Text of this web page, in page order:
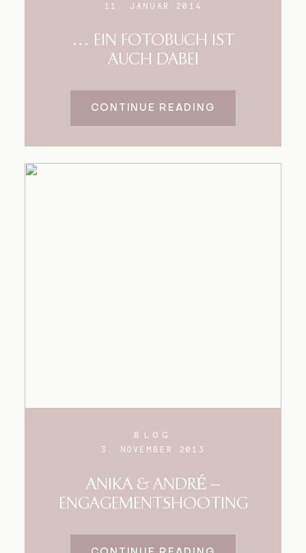
11. JANUAR 2014
… EIN FOTOBUCH IST
AUCH DABEI
CONTINUE READING
BLOG
3. NOVEMBER 2013
ANIKA & ANDRÉ –
ENGAGEMENTSHOOTING